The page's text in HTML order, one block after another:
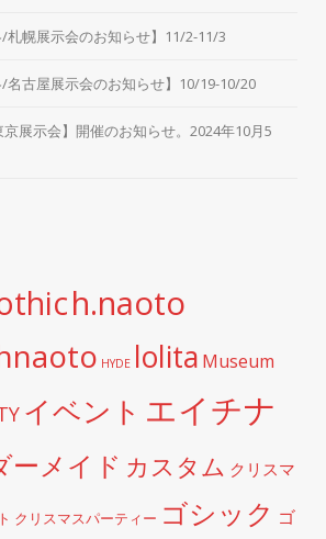
/札幌展示会のお知らせ】11/2-11/3
/名古屋展示会のお知らせ】10/19-10/20
京展示会】開催のお知らせ。2024年10月5
h.naoto
HYDE lolita Museum
イベント エイチナ
ーメイド カスタム クリスマ
クリスマスパーティー ゴシック ゴ